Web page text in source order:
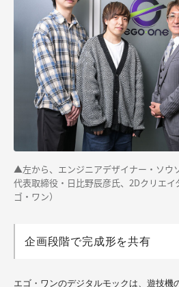
▲左から、エンジニアデザイナー・ソウ
代表取締役・日比野辰彦氏、2Dクリエ
ゴ・ワン）
企画段階で完成形を共有
エゴ・ワンのデジタルモックは、遊技機